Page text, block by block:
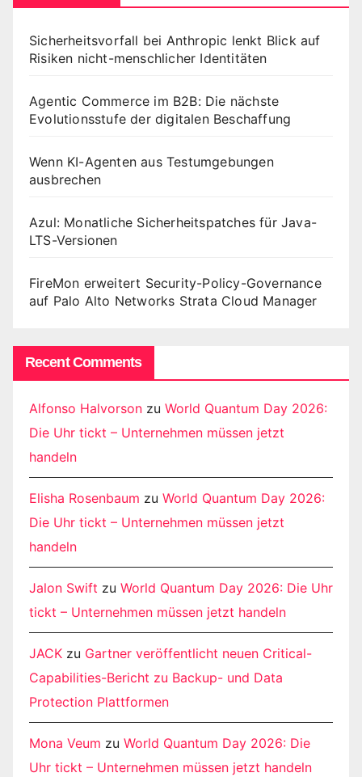
Sicherheitsvorfall bei Anthropic lenkt Blick auf
Risiken nicht-menschlicher Identitäten
Agentic Commerce im B2B: Die nächste
Evolutionsstufe der digitalen Beschaffung
Wenn KI-Agenten aus Testumgebungen
ausbrechen
Azul: Monatliche Sicherheitspatches für Java-
LTS-Versionen
FireMon erweitert Security-Policy-Governance
auf Palo Alto Networks Strata Cloud Manager
Recent Comments
Alfonso Halvorson zu World Quantum Day 2026:
Die Uhr tickt – Unternehmen müssen jetzt
handeln
Elisha Rosenbaum zu World Quantum Day 2026:
Die Uhr tickt – Unternehmen müssen jetzt
handeln
Jalon Swift zu World Quantum Day 2026: Die Uhr
tickt – Unternehmen müssen jetzt handeln
JACK zu Gartner veröffentlicht neuen Critical-
Capabilities-Bericht zu Backup- und Data
Protection Plattformen
Mona Veum zu World Quantum Day 2026: Die
Uhr tickt – Unternehmen müssen jetzt handeln